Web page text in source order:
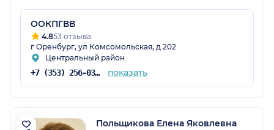
ООКПГВВ
4.853 отзыва
г Оренбург, ул Комсомольская, д 202
Центральный район
+7 (353) 256-03-18 показать
Польщикова Елена Яковлевна